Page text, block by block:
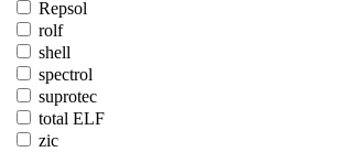
Repsol
rolf
shell
spectrol
suprotec
total ELF
zic